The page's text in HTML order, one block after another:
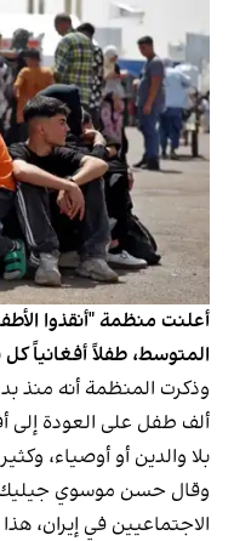
أعلنت منظمة "أنقذوا
المتوسط، طفلاً أفغانياً
ألف طفل على العودة إلى
بلا والدين أو أوصياء،
وقال حسن موسوي
الاجتماعيين في إيران،